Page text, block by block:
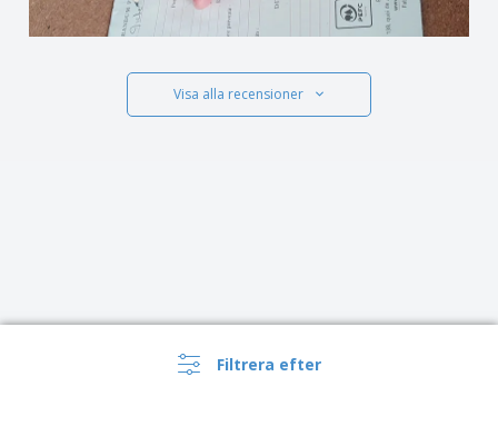
Filtrera efter
Visa alla recensioner